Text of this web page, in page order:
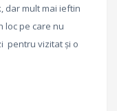
dar mult mai ieftin
loc pe care nu
pentru vizitat și o